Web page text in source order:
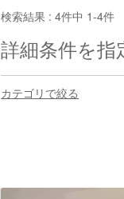
検索結果 :4件中 1-4件
詳細条件を
カテゴリで絞る